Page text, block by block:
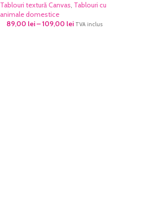
Tablouri textură Canvas, Tablouri cu
animale domestice
89,00 lei–109,00 lei TVA inclus